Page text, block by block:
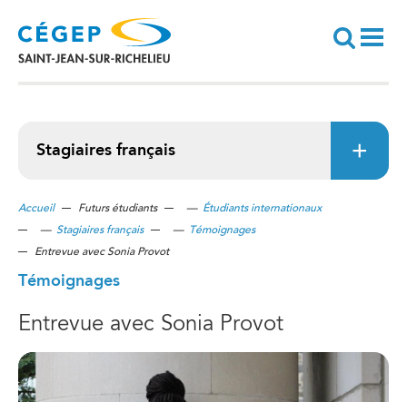
contenu
principal
Recherche
Stagiaires français
Accueil Futurs étudiants — Étudiants internationaux
— Stagiaires français — Témoignages
Entrevue avec Sonia Provot
Témoignages
Entrevue avec Sonia Provot